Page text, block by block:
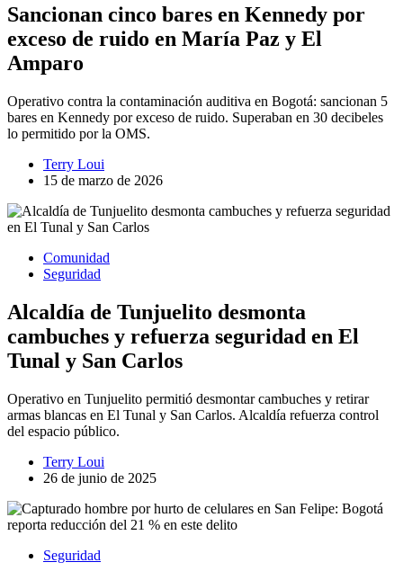
Sancionan cinco bares en Kennedy por
exceso de ruido en María Paz y El
Amparo
Operativo contra la contaminación auditiva en Bogotá: sancionan 5
bares en Kennedy por exceso de ruido. Superaban en 30 decibeles
lo permitido por la OMS.
Terry Loui
15 de marzo de 2026
Comunidad
Seguridad
Alcaldía de Tunjuelito desmonta
cambuches y refuerza seguridad en El
Tunal y San Carlos
Operativo en Tunjuelito permitió desmontar cambuches y retirar
armas blancas en El Tunal y San Carlos. Alcaldía refuerza control
del espacio público.
Terry Loui
26 de junio de 2025
Seguridad